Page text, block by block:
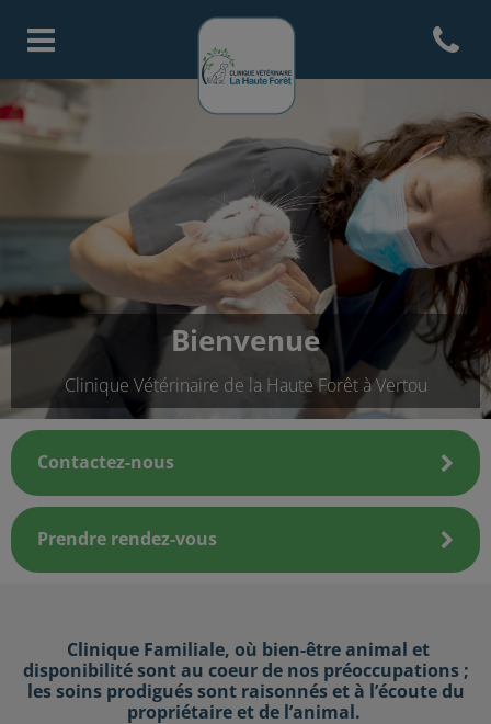
Page d'accueil de Clinique
Open
Bienvenue
Clinique Vétérinaire de la Haute Forêt à Vertou
Contactez-nous
Prendre rendez-vous
Clinique Familiale, où bien-être animal et
disponibilité sont au coeur de nos préoccupations ;
les soins prodigués sont raisonnés et à l’écoute du
propriétaire et de l’animal.